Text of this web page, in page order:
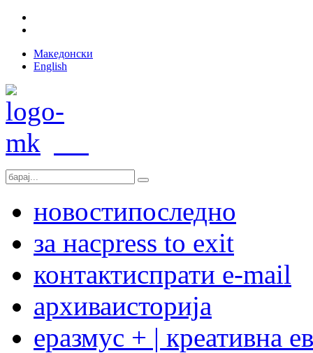
Македонски
English
новостипоследно
за насpress to exit
контактиспрати e-mail
архиваисторија
еразмус + | креативна